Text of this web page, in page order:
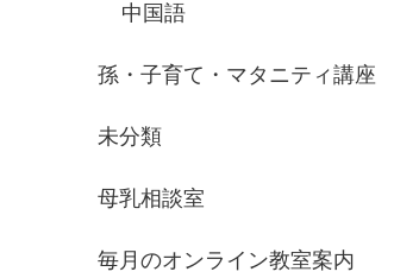
中国語
孫・子育て・マタニティ講座
未分類
母乳相談室
毎月のオンライン教室案内